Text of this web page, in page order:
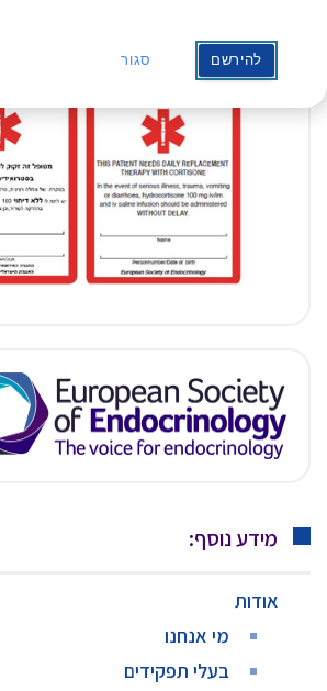
מידע נוסף:
אודות
מי אנחנו
בעלי תפקידים
להירשם סגור